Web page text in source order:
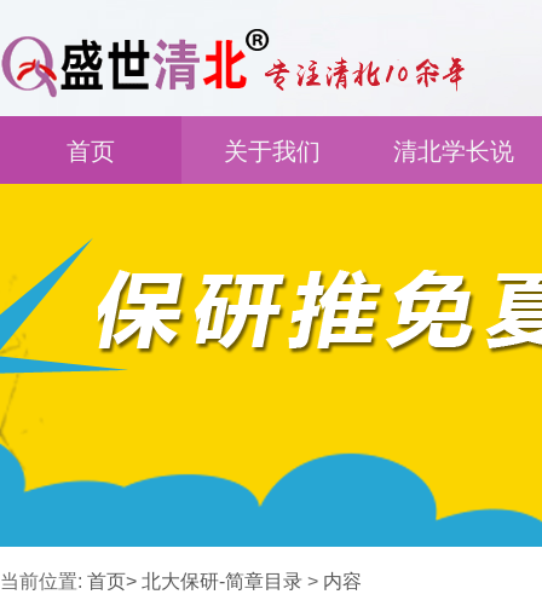
首页 关于我们 清北学长说
当前位置: 首页> 北大保研-简章目录 > 内容